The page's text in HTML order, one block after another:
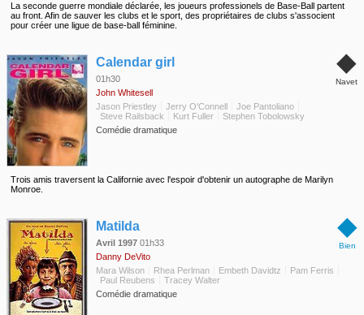
La seconde guerre mondiale déclarée, les joueurs professionels de Base-Ball partent
au front. Afin de sauver les clubs et le sport, des propriétaires de clubs s'associent
pour créer une ligue de base-ball féminine.
◆
Navet
Calendar girl
01h30
John Whitesell
Jason Priestley
Jerry O'Connell
Joe Pantoliano
Steve Railsback
Kurt Fuller
Stephen Tobolowsky
Comédie dramatique
Trois amis traversent la Californie avec l'espoir d'obtenir un autographe de Marilyn
Monroe.
◆
Bien
Matilda
Avril 1997 01h33
Danny DeVito
Mara Wilson
Rhea Perlman Embeth Davidtz
Pam Ferris
Paul Reubens
Tracey Walter
Comédie dramatique